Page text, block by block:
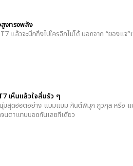
งทรงพลัง
ล้วจะนึกถึงไปใครอีกไม่ได้ นอกจาก “ยองแจ”
เห็นแล้วใจสั่นรัว ๆ
มสุดฮอตอย่าง แบมแบม กันต์พิมุก ภูวกุล หรือ
นตาแทบบอดกันเลยทีเดียว